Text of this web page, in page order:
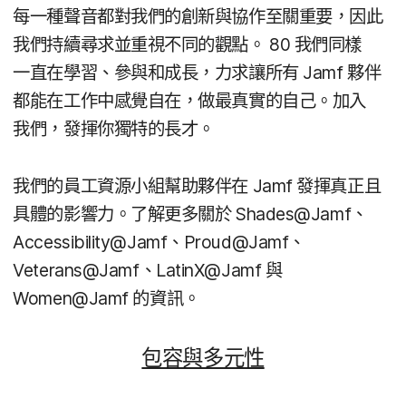
每​一​種​聲音​都​對​我們​的​創新​與​協作​至​關​重要，​因此​
我們​持續​尋求​並​重視​不同​的​觀點。 80 我們​同樣​
一直​在​學習、​參與​和​成長，​力求​讓​所有Jamf夥伴​
都​能​在​工作​中​感覺​自在，​做​最​真實​的​自己。​加入​
我們，​發揮​你​獨特​的​長才。
我們​的​員工​資源​小組​幫助​夥伴​在 Jamf發揮​真正且​
具體​的​影響力。​了​解​更多​關於Shades@Jamf、
Accessibility@Jamf、 Proud@Jamf、
Veterans@Jamf、 LatinX@Jamf 與
Women@Jamf 的​資訊。
包容​與​多元性